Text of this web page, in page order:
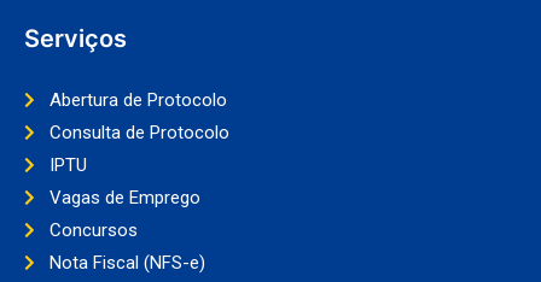
Serviços
Abertura de Protocolo
Consulta de Protocolo
IPTU
Vagas de Emprego
Concursos
Nota Fiscal (NFS-e)